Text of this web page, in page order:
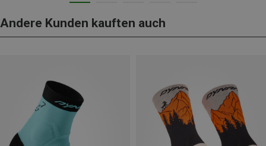
Andere Kunden kauften auch